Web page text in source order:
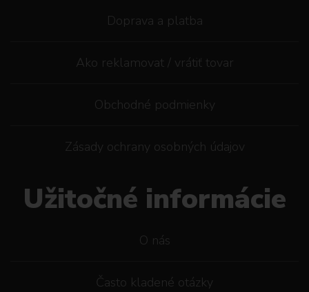
Doprava a platba
Ako reklamovat / vrátiť tovar
Obchodné podmienky
Zásady ochrany osobných údajov
Užitočné informácie
O nás
Často kladené otázky